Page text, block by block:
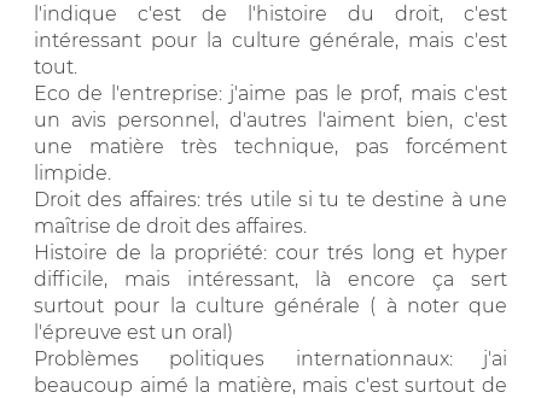
l'indique c'est de l'histoire du droit, c'est
intéressant pour la culture générale, mais c'est
tout.
Eco de l'entreprise: j'aime pas le prof, mais c'est
un avis personnel, d'autres l'aiment bien, c'est
une matière très technique, pas forcément
limpide.
Droit des affaires: trés utile si tu te destine à une
maîtrise de droit des affaires.
Histoire de la propriété: cour trés long et hyper
difficile, mais intéressant, là encore ça sert
surtout pour la culture générale ( à noter que
l'épreuve est un oral)
Problèmes politiques internationnaux: j'ai
beaucoup aimé la matière, mais c'est surtout de